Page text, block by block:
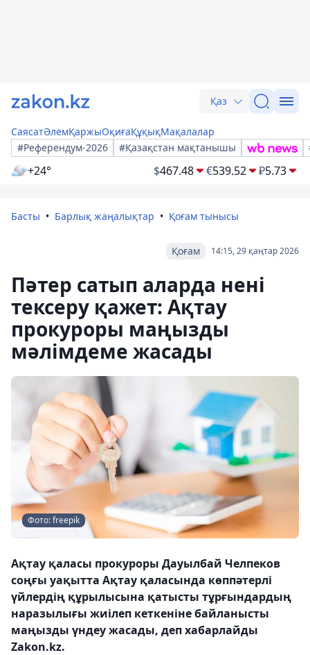
Қаз
СаясатӘлемҚаржыОқиғаҚұқықМақалалар
#Референдум-2026
#Қазақстан мақтанышы
+24° $467.48 €539.52 ₽5.73
Басты Барлық жаңалықтар Қоғам тынысы
14:15, 29 қаңтар 2026
Қоғам
Пәтер сатып аларда нені
тексеру қажет: Ақтау
прокуроры маңызды
мәлімдеме жасады
Фото: freepik
Ақтау қаласы прокуроры Дауылбай Челпеков
cоңғы уақытта Ақтау қаласында көппәтерлі
үйлердің құрылысына қатысты тұрғындардың
наразылығы жиілеп кеткеніне байланысты
маңызды үндеу жасады, деп хабарлайды
Zakon.kz.